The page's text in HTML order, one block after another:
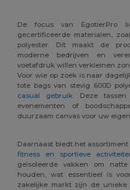
De focus van EgotierPro
gecertificeerde materialen,
polyester. Dit maakt de
moderne bedrijven en
voetafdruk willen verkleinen
Voor wie op zoek is naar
tote bags van stevig 600D
casual gebruik. Deze
evenementen of
duurzaam canvas voor uw
Daarnaast biedt het
fitness en sportieve
geïsoleerde vakken om
houden, wat essentieel is
zakelijke markt zijn de unieke